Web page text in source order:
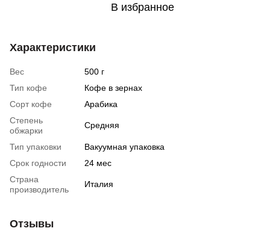
В избранное
Характеристики
Вес
500 г
Тип кофе
Кофе в зернах
Сорт кофе
Арабика
Степень
обжарки
Средняя
Тип упаковки
Вакуумная упаковка
Срок годности
24 мес
Страна
производитель
Италия
Отзывы